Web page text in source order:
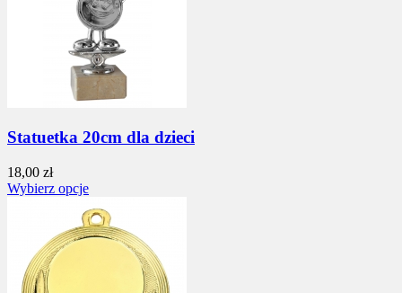
Statuetka 20cm dla dzieci
18,00 zł
Wybierz opcje